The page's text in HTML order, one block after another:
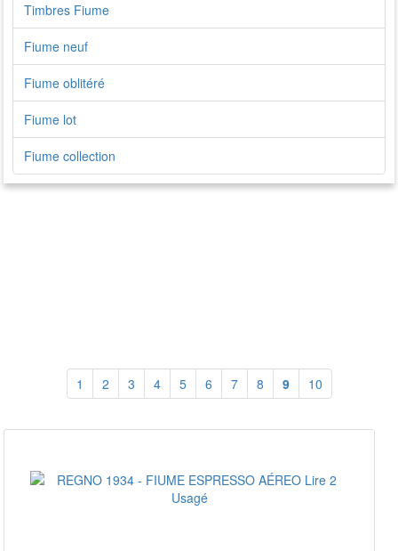
Timbres Fiume
Fiume neuf
Fiume oblitéré
Fiume lot
Fiume collection
1 2 3 4 5 6 7 8 9 10